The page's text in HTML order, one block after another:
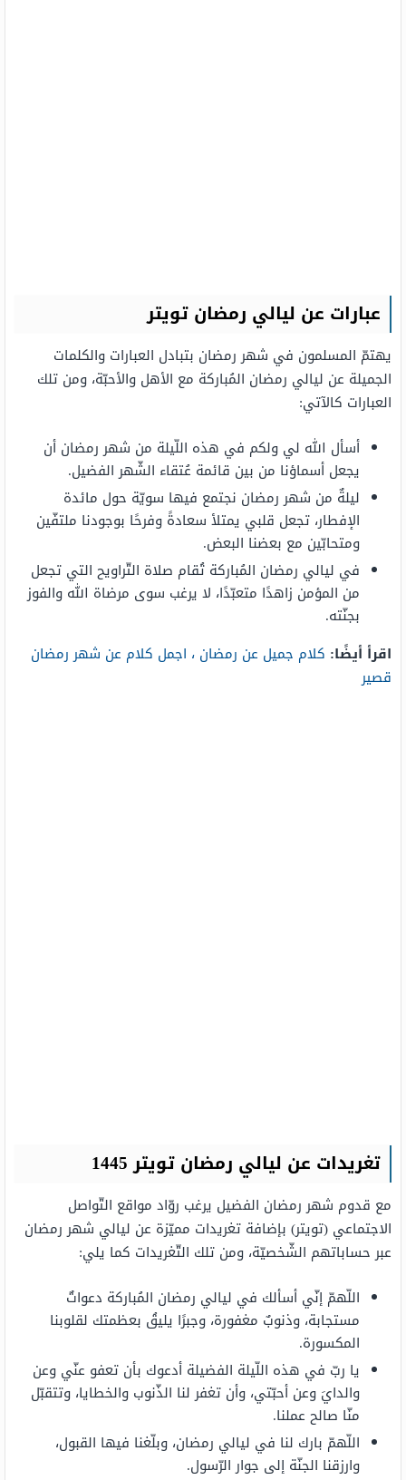
عبارات عن ليالي رمضان تويتر
يهتمّ المسلمون في شهر رمضان بتبادل العبارات والكلمات
الجميلة عن ليالي رمضان المُباركة مع الأهل والأحبّة، ومن تلك
العبارات كالآتي:
أسأل الله لي ولكم في هذه اللّيلة من شهر رمضان أن
يجعل أسماؤنا من بين قائمة عُتقاء الشّهر الفضيل.
ليلةٌ من شهر رمضان نجتمع فيها سويّة حول مائدة
الإفطار، تجعل قلبي يمتلأ سعادةً وفرحًا بوجودنا ملتفّين
ومتحابّين مع بعضنا البعض.
في ليالي رمضان المُباركة تُقام صلاة التّراويح التي تجعل
من المؤمن زاهدًا متعبّدًا، لا يرغب سوى مرضاة الله والفوز
بجنّته.
اقرأ أيضًا: كلام جميل عن رمضان ، اجمل كلام عن شهر رمضان
قصير
تغريدات عن ليالي رمضان تويتر 1445
مع قدوم شهر رمضان الفضيل يرغب روّاد مواقع التّواصل
الاجتماعي (تويتر) بإضافة تغريدات مميّزة عن ليالي شهر رمضان
عبر حساباتهم الشّخصيّة، ومن تلك التّغريدات كما يلي:
اللّهمّ إنّي أسألك في ليالي رمضان المُباركة دعواتٌ
مستجابة، وذنوبٌ مغفورة، وجبرًا يليقُ بعظمتك لقلوبنا
المكسورة.
يا ربّ في هذه اللّيلة الفضيلة أدعوك بأن تعفو عنّي وعن
والدايَ وعن أحبّتي، وأن تغفر لنا الذّنوب والخطايا، وتتقبّل
منّا صالح عملنا.
اللّهمّ بارك لنا في ليالي رمضان، وبلّغنا فيها القبول،
وارزقنا الجنّة إلى جوار الرّسول.